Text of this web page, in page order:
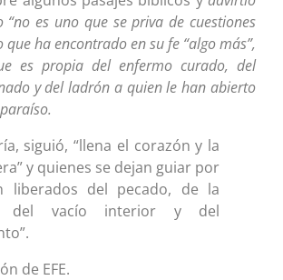
“no es uno que se priva de cuestiones
que ha encontrado en su fe “algo más”,
es propia del enfermo curado, del
y del ladrón a quien le han abierto
siguió, “llena el corazón y la
y quienes se dejan guiar por
liberados del pecado, de la
del vacío interior y del
de EFE.